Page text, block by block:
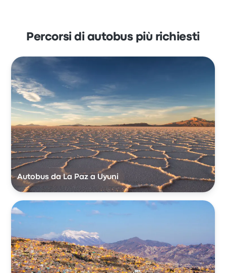
Percorsi di autobus più richiesti
Autobus da La Paz a Uyuni